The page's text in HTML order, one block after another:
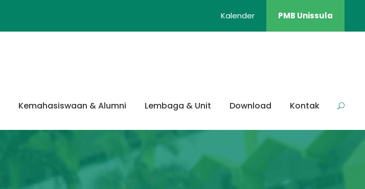
Kalender PMB Unissula
Kemahasiswaan & Alumni Lembaga & Unit Download Kontak